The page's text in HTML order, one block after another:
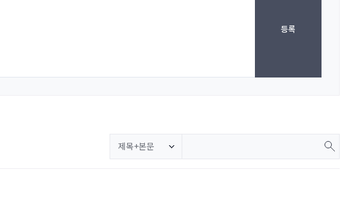
등록
제목+본문